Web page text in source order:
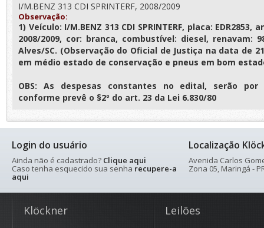
I/M.BENZ 313 CDI SPRINTERF, 2008/2009
Observação:
1) Veículo: I/M.BENZ 313 CDI SPRINTERF, placa:
2008/2009, cor: branca, combustível: diesel, renavam:
Alves/SC. (Observação do Oficial de Justiça na data de
em médio estado de conservação e pneus em bom
OBS: As despesas constantes no edital, serão
conforme prevê o §2º do art. 23 da Lei 6.830/80
Login do usuário
Ainda não é cadastrado? Clique aqui
Caso tenha esquecido sua senha recupere-a
aqui
Localização
Avenida Carlos
Zona 05, Maringá -
Klöckner Leilões